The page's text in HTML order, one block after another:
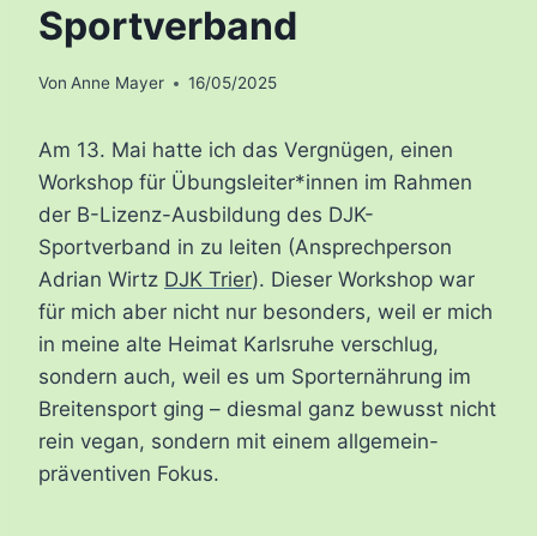
Sportverband
Von Anne Mayer 16/05/2025
Am 13. Mai hatte ich das Vergnügen, einen
Workshop für Übungsleiter*innen im Rahmen
der B-Lizenz-Ausbildung des DJK-
Sportverband in zu leiten (Ansprechperson
Adrian Wirtz DJK Trier). Dieser Workshop war
für mich aber nicht nur besonders, weil er mich
in meine alte Heimat Karlsruhe verschlug,
sondern auch, weil es um Sporternährung im
Breitensport ging – diesmal ganz bewusst nicht
rein vegan, sondern mit einem allgemein-
präventiven Fokus.